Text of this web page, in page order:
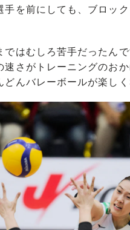
手を前にしても、ブロッ
ではむしろ苦手だったん
速さがトレーニングのお
んバレーボールが楽し